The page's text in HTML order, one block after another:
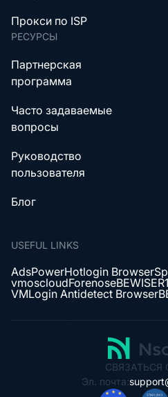
Прокси по ISP
РЕСУРСЫ
Партнерская
программа
Часто задаваемые
вопросы
Руководство
пользователя
Блог
USEFUL LINKS
AdsPowerHotlogin Browser
vmoscloudForenose
VMLogin Antidetect Browser
СВЯЗАТЬСЯ
Эл. почта: